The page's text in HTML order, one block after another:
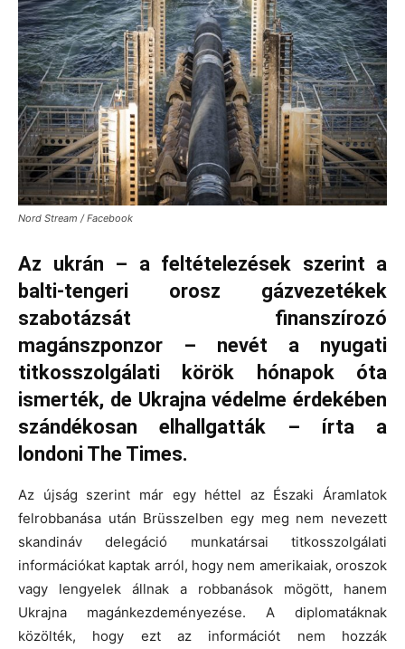
Nord Stream / Facebook
Az ukrán – a feltételezések szerint a
balti-tengeri orosz gázvezetékek
szabotázsát finanszírozó
magánszponzor – nevét a nyugati
titkosszolgálati körök hónapok óta
ismerték, de Ukrajna védelme érdekében
szándékosan elhallgatták – írta a
londoni The Times.
Az újság szerint már egy héttel az Északi Áramlatok
felrobbanása után Brüsszelben egy meg nem nevezett
skandináv delegáció munkatársai titkosszolgálati
információkat kaptak arról, hogy nem amerikaiak, oroszok
vagy lengyelek állnak a robbanások mögött, hanem
Ukrajna magánkezdeményezése. A diplomatáknak
közölték, hogy ezt az információt nem hozzák